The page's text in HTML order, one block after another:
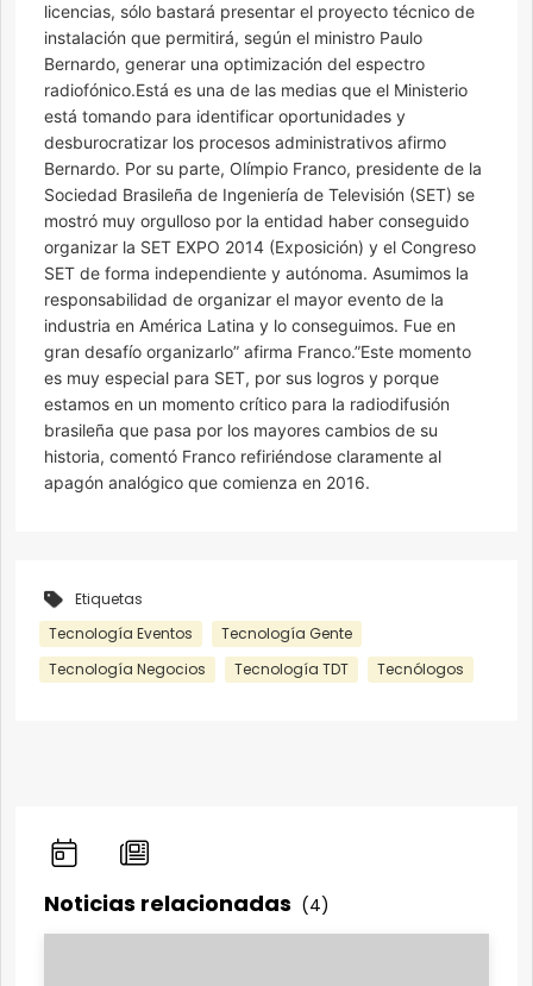
licencias, sólo bastará presentar el proyecto técnico de
instalación que permitirá, según el ministro Paulo
Bernardo, generar una optimización del espectro
radiofónico.Está es una de las medias que el Ministerio
está tomando para identificar oportunidades y
desburocratizar los procesos administrativos afirmo
Bernardo. Por su parte, Olímpio Franco, presidente de la
Sociedad Brasileña de Ingeniería de Televisión (SET) se
mostró muy orgulloso por la entidad haber conseguido
organizar la SET EXPO 2014 (Exposición) y el Congreso
SET de forma independiente y autónoma. Asumimos la
responsabilidad de organizar el mayor evento de la
industria en América Latina y lo conseguimos. Fue en
gran desafío organizarlo” afirma Franco.”Este momento
es muy especial para SET, por sus logros y porque
estamos en un momento crítico para la radiodifusión
brasileña que pasa por los mayores cambios de su
historia, comentó Franco refiriéndose claramente al
apagón analógico que comienza en 2016.
Etiquetas
Tecnología Eventos
Tecnología Gente
Tecnología Negocios
Tecnología TDT Tecnólogos
Noticias relacionadas (4)